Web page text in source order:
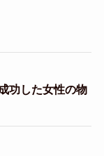
功した女性の物